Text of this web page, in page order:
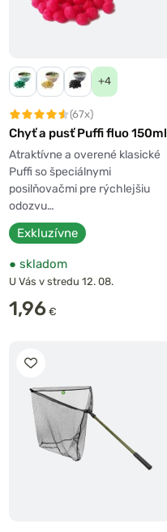
+4
(67x)
Chyť a pusť Puffi fluo 150ml
Atraktívne a overené klasické
Puffi so špeciálnymi
posilňovačmi pre rýchlejšiu
odozvu…
Exkluzívne
● skladom
U Vás v stredu 12. 08.
1,96 €